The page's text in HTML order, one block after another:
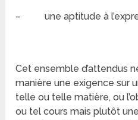
– une aptitude à
Cet ensemble d’attendus
manière une exigence sur
telle ou telle matière, ou
ou tel cours mais plutôt